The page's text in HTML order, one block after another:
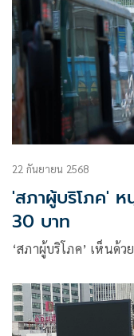
22 กันยายน 2568
'สภาผู้บริโภค' ห
30 บาท
‘สภาผู้บริโภค’ เห็นด้